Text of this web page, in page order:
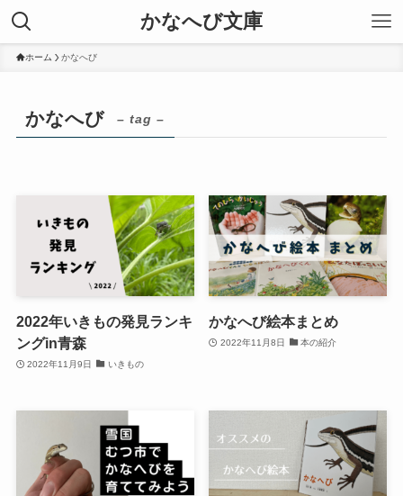
かなへび文庫
ホーム かなへび
かなへび – tag –
2022年いきもの発見ランキ
ングin青森
2022年11月9日 いきもの
かなへび絵本まとめ
2022年11月8日 本の紹介